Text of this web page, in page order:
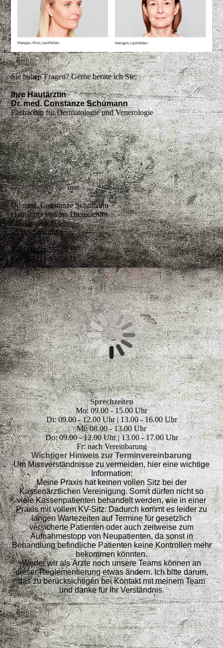
Sie haben Fragen? Gerne berate ich Sie.
Ihre Hautärztin
Dr. med. Constanze Schumann
Fachärztin für Dermatologie und Venerologie
So erreichen Sie uns
Dr. med. Constanze Schumann
Hautarztpraxis im Theresientor
Stadtgraben 1
94315 Straubing
Tel.: 09421 5569830
Fax: 09421 5569831
Sprechzeiten
Mo: 09.00 - 15.00 Uhr
Di: 09.00 - 12.00 Uhr | 13.00 - 16.00 Uhr
Mi: 08.00 - 13.00 Uhr
Do: 09.00 - 12.00 Uhr | 13.00 - 17.00 Uhr
Fr: nach Vereinbarung
Wichtiger Hinweis zur Terminvereinbarung
Um Missverständnisse zu vermeiden, hier eine wichtige
Information:
Meine Praxis hat keinen vollen Sitz bei der
Kassenärztlichen Vereinigung. Somit dürfen nicht so
viele Kassenpatienten behandelt werden, wie in einer
Praxis mit vollem KV-Sitz. Dadurch kommt es leider zu
langen Wartezeiten auf Termine für gesetzlich
versicherte Patienten oder auch zeitweise zum
Aufnahmestopp von Neupatienten, da sonst in
Behandlung befindliche Patienten keine Kontrollen mehr
bekommen könnten.
Weder wir als Ärzte noch unsere Teams können an
dieser Reglementierung etwas ändern. Ich bitte darum,
das zu berücksichtigen bei Kontakt mit meinem Team
und danke für Ihr Verständnis.